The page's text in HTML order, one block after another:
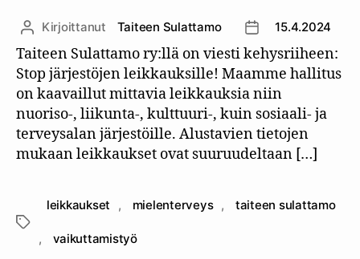
Kirjoittaja
Kirjoittanut Taiteen Sulattamo 15.4.2024
Taiteen Sulattamo ry:llä on viesti kehysriiheen:
Stop järjestöjen leikkauksille! Maamme hallitus
on kaavaillut mittavia leikkauksia niin
nuoriso-, liikunta-, kulttuuri-, kuin sosiaali- ja
terveysalan järjestöille. Alustavien tietojen
mukaan leikkaukset ovat suuruudeltaan […]
Avainsanat
leikkaukset , mielenterveys , taiteen sulattamo
, vaikuttamistyö